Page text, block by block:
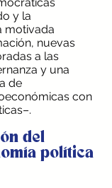
y la
motivada
nuevas
a las
y una
de
con
del
política